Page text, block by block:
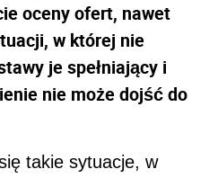
oceny ofert, nawet
w której nie
je spełniający i
nie może dojść do
takie sytuacje, w